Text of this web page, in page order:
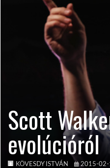
Scott
evolúcióról
KÖVESDY ISTVÁN 2015-02-